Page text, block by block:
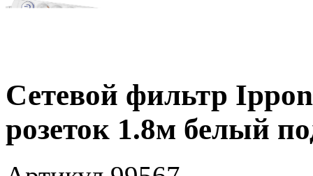
Сетевой фильтр
розеток 1.8м белый